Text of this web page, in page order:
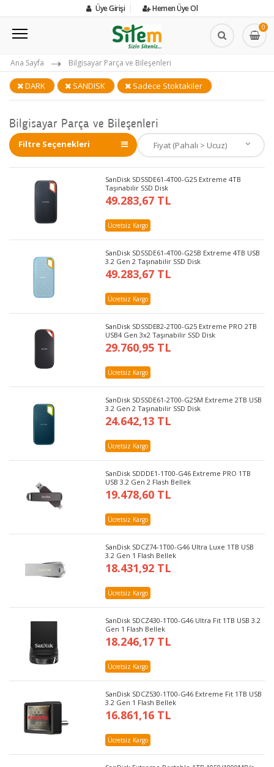
Üye Girişi Hemen Üye Ol
0
Ana Sayfa Bilgisayar Parça ve Bileşenleri
DARK SANDISK Sadece Stoktakiler
Bilgisayar Parça ve Bileşenleri
Filtre Seçenekleri
SanDisk SDSSDE61-4T00-G25 Extreme 4TB
Taşınabilir SSD Disk
49.283,67 TL
Ücretsiz Kargo
SanDisk SDSSDE61-4T00-G25B Extreme 4TB USB
3.2 Gen 2 Taşınabilir SSD Disk
49.283,67 TL
Ücretsiz Kargo
SanDisk SDSSDE82-2T00-G25 Extreme PRO 2TB
USB4 Gen 3x2 Taşınabilir SSD Disk
29.760,95 TL
Ücretsiz Kargo
SanDisk SDSSDE61-2T00-G25M Extreme 2TB USB
3.2 Gen 2 Taşınabilir SSD Disk
24.642,13 TL
Ücretsiz Kargo
SanDisk SDDDE1-1T00-G46 Extreme PRO 1TB
USB 3.2 Gen 2 Flash Bellek
19.478,60 TL
Ücretsiz Kargo
SanDisk SDCZ74-1T00-G46 Ultra Luxe 1TB USB
3.2 Gen 1 Flash Bellek
18.431,92 TL
Ücretsiz Kargo
SanDisk SDCZ430-1T00-G46 Ultra Fit 1TB USB 3.2
Gen 1 Flash Bellek
18.246,17 TL
Ücretsiz Kargo
SanDisk SDCZ530-1T00-G46 Extreme Fit 1TB USB
3.2 Gen 1 Flash Bellek
16.861,16 TL
Ücretsiz Kargo